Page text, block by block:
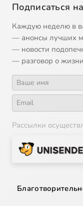
15 Глава 12
16 Глава 13
18 Обзор
Подписаться
Каждую неделю в
— анонсы лучших
— новости
— разговор о
Рассылки